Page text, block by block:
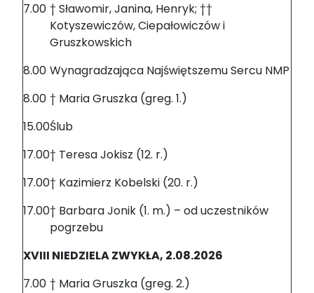
7.00 † Sławomir, Janina, Henryk; ††
Kotyszewiczów, Ciepałowiczów i
Gruszkowskich
8.00 Wynagradzająca Najświętszemu Sercu NMP
8.00 † Maria Gruszka (greg. 1.)
15.00Ślub
17.00† Teresa Jokisz (12. r.)
17.00† Kazimierz Kobelski (20. r.)
17.00† Barbara Jonik (1. m.) – od uczestników
pogrzebu
XVIII NIEDZIELA ZWYKŁA, 2.08.2026
7.00 † Maria Gruszka (greg. 2.)